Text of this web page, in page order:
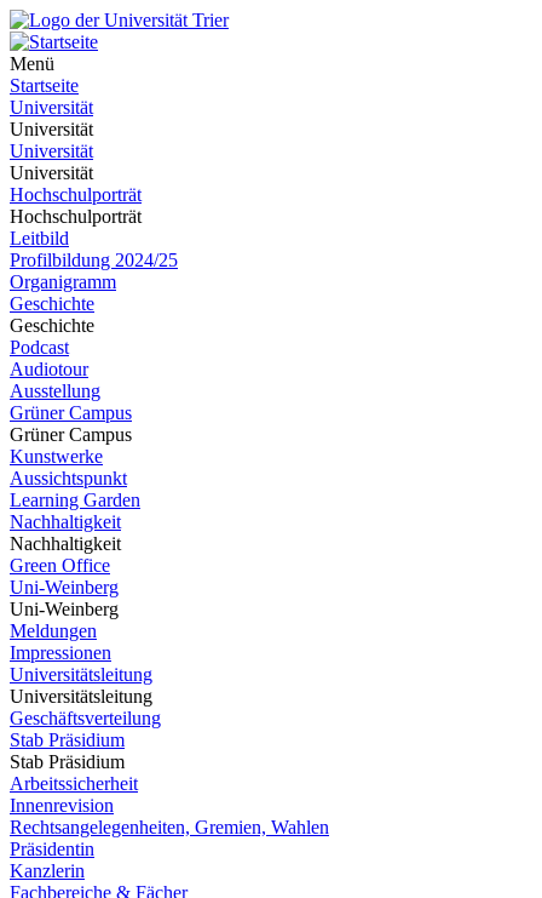
Menü
Startseite
Universität
Universität
Universität
Universität
Hochschulporträt
Hochschulporträt
Leitbild
Profilbildung 2024/25
Organigramm
Geschichte
Geschichte
Podcast
Audiotour
Ausstellung
Grüner Campus
Grüner Campus
Kunstwerke
Aussichtspunkt
Learning Garden
Nachhaltigkeit
Nachhaltigkeit
Green Office
Uni-Weinberg
Uni-Weinberg
Meldungen
Impressionen
Universitätsleitung
Universitätsleitung
Geschäftsverteilung
Stab Präsidium
Stab Präsidium
Arbeitssicherheit
Innenrevision
Rechtsangelegenheiten, Gremien, Wahlen
Präsidentin
Kanzlerin
Fachbereiche & Fächer